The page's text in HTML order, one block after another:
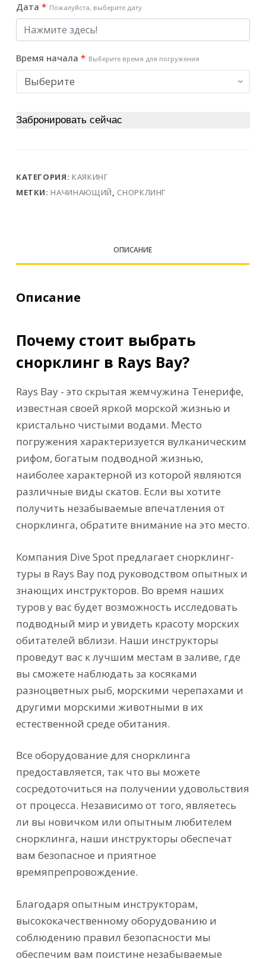
Дата * Пожалуйста, выберите дату
Время начала * Выберите время для погружения
Забронировать сейчас
КАТЕГОРИЯ:КАЯКИНГ
МЕТКИ:НАЧИНАЮЩИЙ,СНОРКЛИНГ
ОПИСАНИЕ
Описание
Почему стоит выбрать
снорклинг в Rays Bay?
Rays Bay - это скрытая жемчужина Тенерифе,
известная своей яркой морской жизнью и
кристально чистыми водами. Место
погружения характеризуется вулканическим
рифом, богатым подводной жизнью,
наиболее характерной из которой являются
различные виды скатов. Если вы хотите
получить незабываемые впечатления от
снорклинга, обратите внимание на это место.
Компания Dive Spot предлагает снорклинг-
туры в Rays Bay под руководством опытных и
знающих инструкторов. Во время наших
туров у вас будет возможность исследовать
подводный мир и увидеть красоту морских
обитателей вблизи. Наши инструкторы
проведут вас к лучшим местам в заливе, где
вы сможете наблюдать за косяками
разноцветных рыб, морскими черепахами и
другими морскими животными в их
естественной среде обитания.
Все оборудование для снорклинга
предоставляется, так что вы можете
сосредоточиться на получении удовольствия
от процесса. Независимо от того, являетесь
ли вы новичком или опытным любителем
снорклинга, наши инструкторы обеспечат
вам безопасное и приятное
времяпрепровождение.
Благодаря опытным инструкторам,
высококачественному оборудованию и
соблюдению правил безопасности мы
обеспечим вам поистине незабываемые